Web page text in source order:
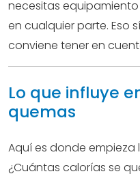
necesitas
en cualquier parte. Eso
conviene tener en
Lo que influye
quemas
Aquí es donde empieza
¿Cuántas calorías se